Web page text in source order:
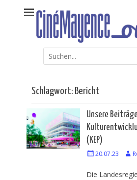
Kommunales Kino Mainz – online
Suche
nach:
Schlagwort: Bericht
Unsere
(KEP)
Veröffentlicht
20.07.23
Die